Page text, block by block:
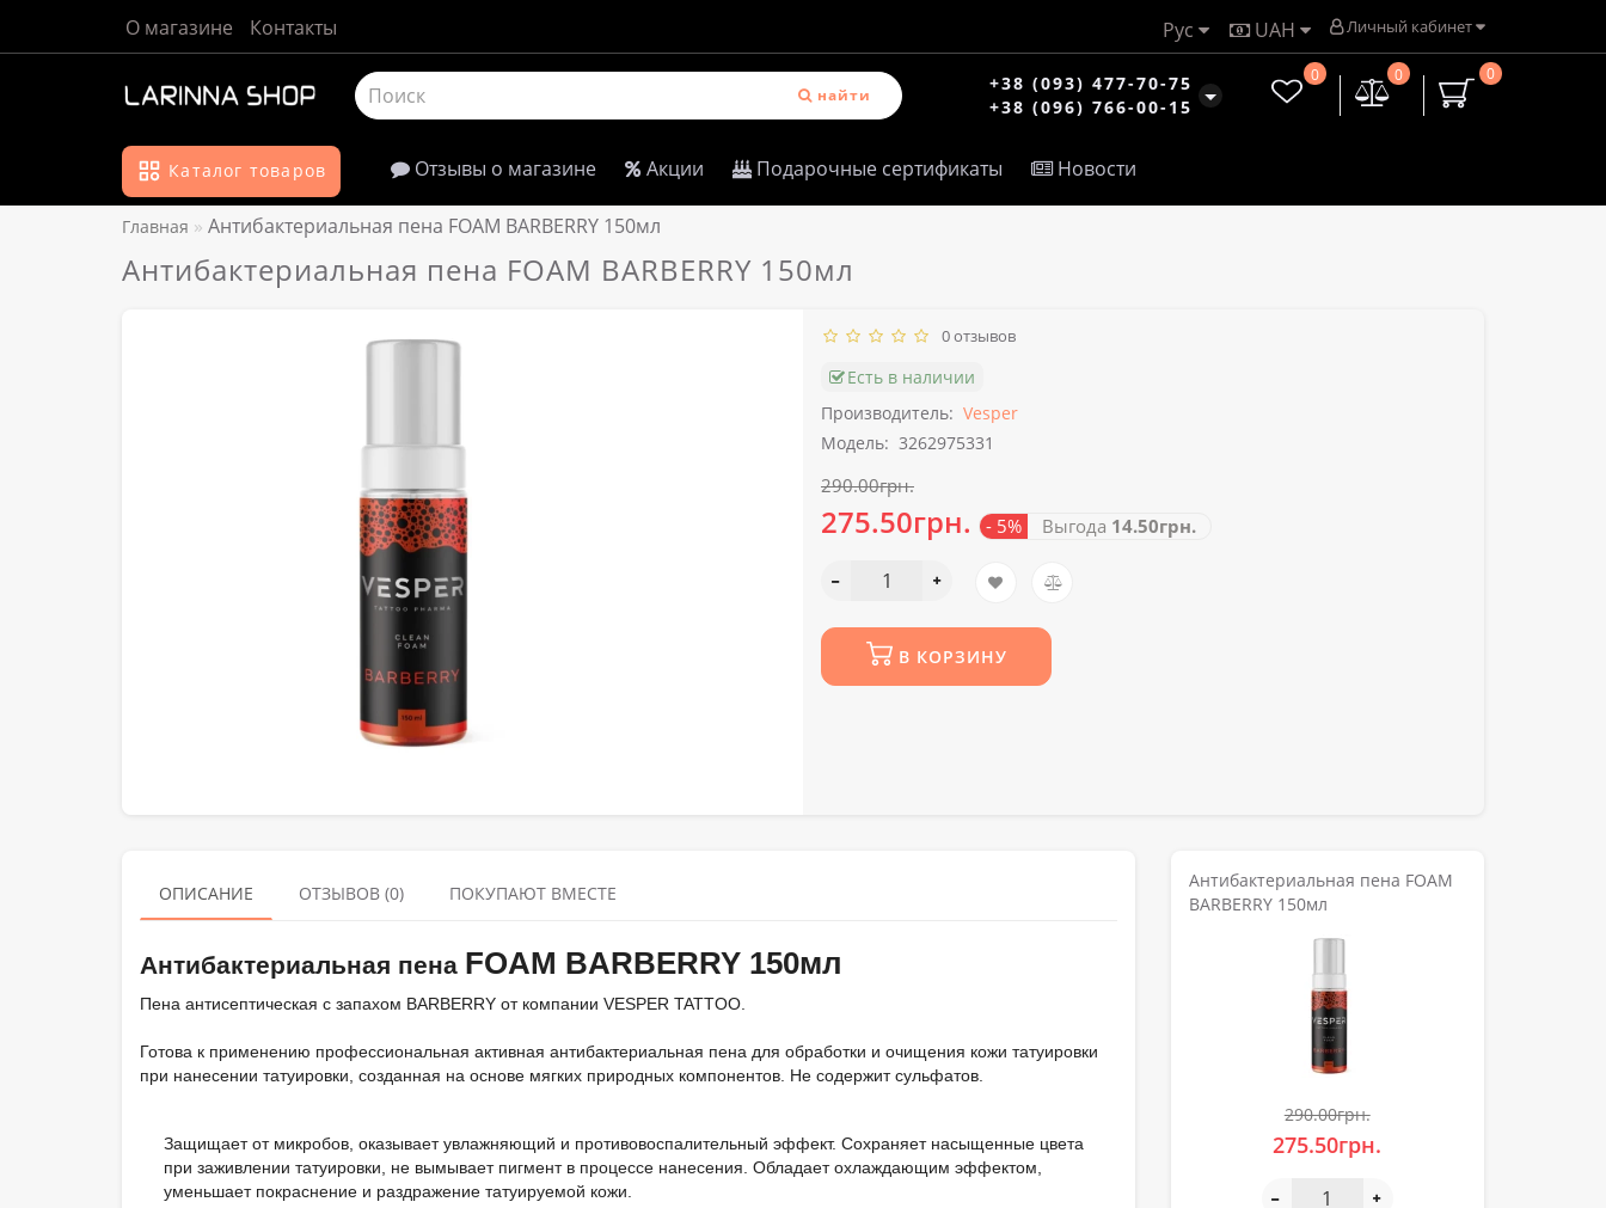
Личный кабинет
UAH
Рус
О магазине Контакты
найти
+38 (093) 477-70-75
+38 (096) 766-00-15
0
0
0
Каталог товаров Отзывы о магазине Акции Подарочные сертификаты Новости
Главная Антибактериальная пена FOAM BARBERRY 150мл
Антибактериальная пена FOAM BARBERRY 150мл
0 отзывов
Есть в наличии
Производитель: Vesper
Модель: 3262975331
290.00грн.
275.50грн. - 5% Выгода 14.50грн.
В КОРЗИНУ
ОПИСАНИЕ ОТЗЫВОВ (0) ПОКУПАЮТ ВМЕСТЕ
Антибактериальная пена FOAM BARBERRY 150мл
Пена антисептическая с запахом BARBERRY от компании VESPER TATTOO.
Готова к применению профессиональная активная антибактериальная пена для обработки и очищения кожи татуировки
при нанесении татуировки, созданная на основе мягких природных компонентов. Не содержит сульфатов.
Защищает от микробов, оказывает увлажняющий и противовоспалительный эффект. Сохраняет насыщенные цвета
при заживлении татуировки, не вымывает пигмент в процессе нанесения. Обладает охлаждающим эффектом,
уменьшает покраснение и раздражение татуируемой кожи.
Антибактериальная пена FOAM
BARBERRY 150мл
290.00грн.
275.50грн.